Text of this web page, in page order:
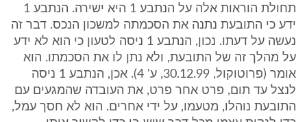
תחולת הוראות אלה על הנתבע 1 היא ישירה. הנתבע 1
ידע כי התובעת נתנה את הסכמתה למשכון הנכס. דבר זה
נעשה על דעתו. נכון, הנתבע 1 ניסה לטעון כי הוא לא ידע
על מהלך זה של התובעת, ולא נתן לו את הסכמתו. הוא
אומר (פרוטוקול, 30.12.99, ע' 4). אכן, הנתבע 1 ניסה
לנצל עד תום, פרט אחר פרט, את העובדה שהמגעים עם
התובעת נוהלו, מטעמו, על ידי אחרים. הוא לא חסך עמל,